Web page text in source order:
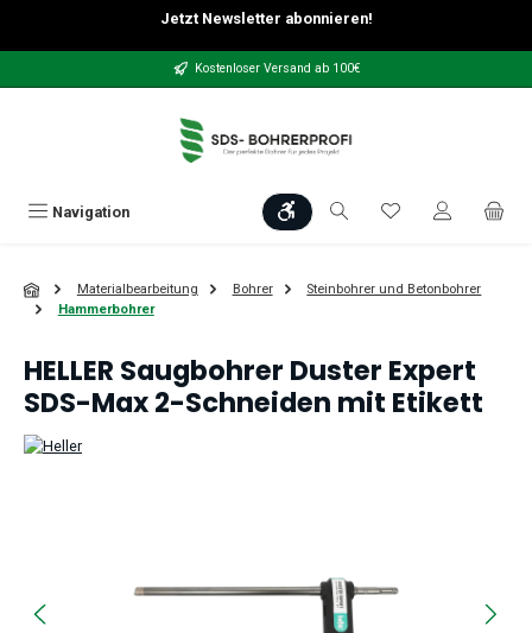
Zum Hauptinhalt springenJetzt Newsletter abonnieren!
Kostenloser Versand ab 100€
Navigation Werkzeugleiste anzeigen
Du hast 0
Materialbearbeitung Bohrer
Steinbohrer und Betonbohrer
Hammerbohrer
HELLER Saugbohrer Duster Expert
SDS-Max 2-Schneiden mit Etikett